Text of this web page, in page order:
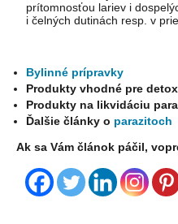
prítomnosťou lariev i
i čelných dutinách resp. v
Bylinné prípravky
Produkty vhodné pre
Produkty na likvidáciu
Ďalšie články o parazitoch
Ak sa Vám článok páčil,